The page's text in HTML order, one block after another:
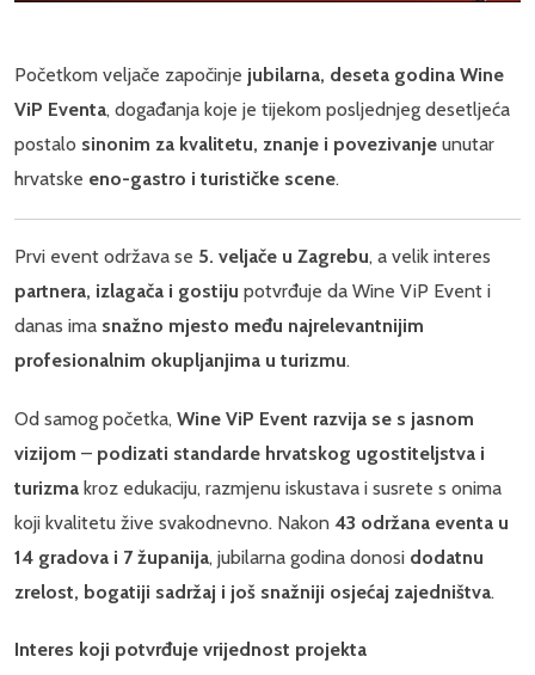
Početkom veljače započinje jubilarna, deseta godina Wine
ViP Eventa, događanja koje je tijekom posljednjeg desetljeća
postalo sinonim za kvalitetu, znanje i povezivanje unutar
hrvatske eno-gastro i turističke scene.
Prvi event održava se 5. veljače u Zagrebu, a velik interes
partnera, izlagača i gostiju potvrđuje da Wine ViP Event i
danas ima snažno mjesto među najrelevantnijim
profesionalnim okupljanjima u turizmu.
Od samog početka, Wine ViP Event razvija se s jasnom
vizijom – podizati standarde hrvatskog ugostiteljstva i
turizma kroz edukaciju, razmjenu iskustava i susrete s onima
koji kvalitetu žive svakodnevno. Nakon 43 održana eventa u
14 gradova i 7 županija, jubilarna godina donosi dodatnu
zrelost, bogatiji sadržaj i još snažniji osjećaj zajedništva.
Interes koji potvrđuje vrijednost projekta